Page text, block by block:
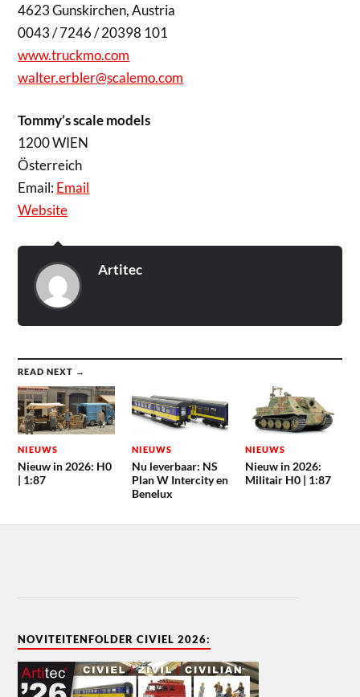
4623 Gunskirchen, Austria
0043 / 7246 / 20398 101
www.truckmo.com
walter.erbler@scalemo.com
Tommy’s scale models
1200 WIEN
Österreich
Email:Email
Website
Artitec
READ NEXT →
NIEUWS
Nieuw in 2026: H0
| 1:87
NIEUWS
Nu leverbaar: NS
Plan W Intercity en
Benelux
NIEUWS
Nieuw in 2026:
Militair H0 | 1:87
NOVITEITENFOLDER CIVIEL 2026: